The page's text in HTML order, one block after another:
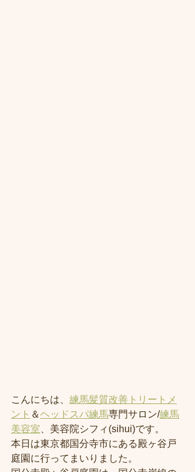
こんにちは、 練馬髪質改善トリートメ
ント ＆ヘッドスパ練馬専門サロン/練馬
美容室 、美容院シフィ(sihui)です。
本日は東京都国分寺市にある殿ヶ谷戸
庭園に行ってまいりました。